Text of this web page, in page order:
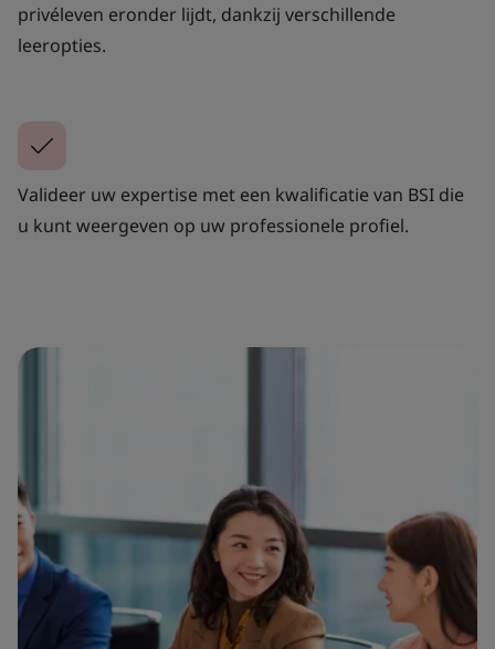
privéleven eronder lijdt, dankzij verschillende
leeropties.
Valideer uw expertise met een kwalificatie van BSI die
u kunt weergeven op uw professionele profiel.